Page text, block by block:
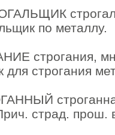
по металлу.
строгания,
для строгания
страд. прош.